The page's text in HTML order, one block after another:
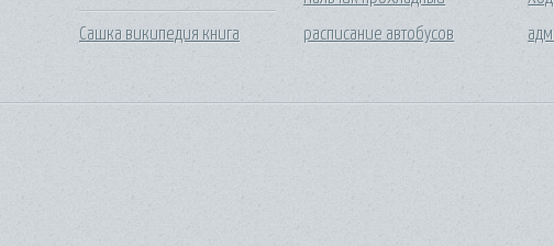
Сашка википедия книга
расписание автобусов